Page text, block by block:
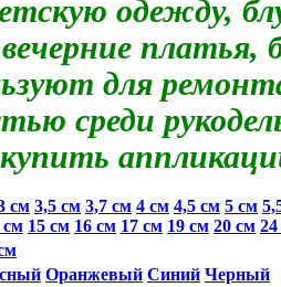
одежду,
платья,
для
среди
купить
см 3,5 см 3,7 см 4 см 4,5 см 5 см
см 15 см 16 см 17 см 19 см 20 см
Оранжевый Синий Черный